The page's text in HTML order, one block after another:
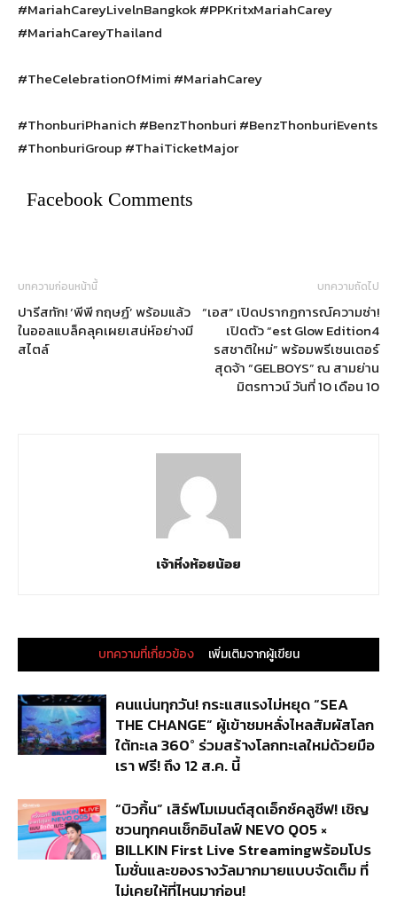
#MariahCareyLivelnBangkok #PPKritxMariahCarey
#MariahCareyThailand
#TheCelebrationOfMimi #MariahCarey
#ThonburiPhanich #BenzThonburi #BenzThonburiEvents
#ThonburiGroup #ThaiTicketMajor
Facebook Comments
บทความก่อนหน้านี้
ปารีสทัก! ‘พีพี กฤษฏ์’ พร้อมแล้ว
ในออลแบล็คลุคเผยเสน่ห์อย่างมี
สไตล์
บทความถัดไป
“เอส” เปิดปรากฏการณ์ความซ่า!
เปิดตัว “est Glow Edition4
รสชาติใหม่” พร้อมพรีเซนเตอร์
สุดจ้า “GELBOYS” ณ สามย่าน
มิตรทาวน์ วันที่ 10 เดือน 10
เจ้าหิ่งห้อยน้อย
บทความที่เกี่ยวข้อง เพิ่มเติมจากผู้เขียน
คนแน่นทุกวัน! กระแสแรงไม่หยุด “SEA
THE CHANGE” ผู้เข้าชมหลั่งไหลสัมผัสโลก
ใต้ทะเล 360° ร่วมสร้างโลกทะเลใหม่ด้วยมือ
เรา ฟรี! ถึง 12 ส.ค. นี้
“บิวกิ้น” เสิร์ฟโมเมนต์สุดเอ็กซ์คลูซีฟ! เชิญ
ชวนทุกคนเช็กอินไลฟ์ NEVO Q05 ×
BILLKIN First Live Streamingพร้อมโปร
โมชั่นและของรางวัลมากมายแบบจัดเต็ม ที่
ไม่เคยให้ที่ไหนมาก่อน!